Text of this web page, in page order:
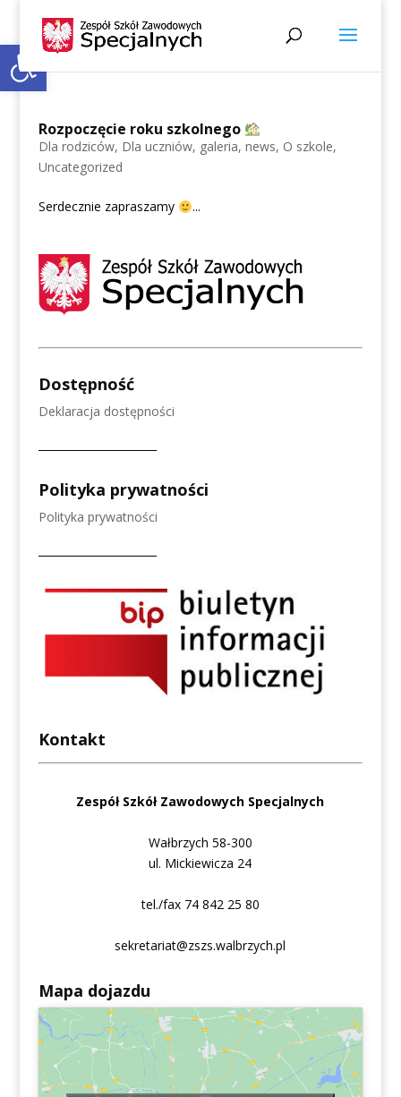
Open toolbar
Rozpoczęcie roku szkolnego
Dla rodziców, Dla uczniów, galeria, news, O szkole,
Uncategorized
Serdecznie zapraszamy ...
Dostępność
Deklaracja dostępności
Polityka prywatności
Polityka prywatności
Kontakt
Zespół Szkół Zawodowych Specjalnych
Wałbrzych 58-300
ul. Mickiewicza 24
tel./fax 74 842 25 80
sekretariat@zszs.walbrzych.pl
Mapa dojazdu